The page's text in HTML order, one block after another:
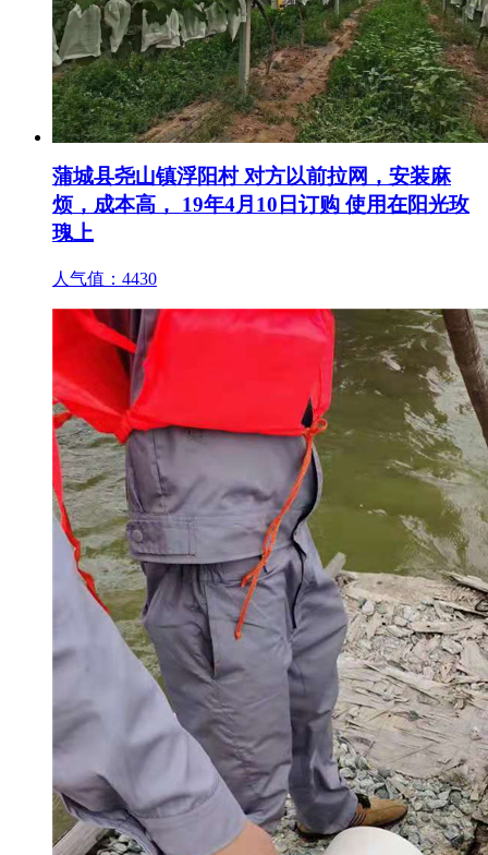
蒲城县尧山镇浮阳村 对方以前拉网，安装麻
烦，成本高， 19年4月10日订购 使用在阳光玫
瑰上
人气值： 4430